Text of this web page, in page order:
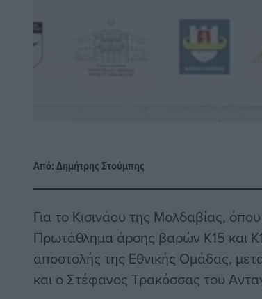
Από:Δημήτρης Στούμπης
Για το Κισινάου της Μολδαβίας,
Πρωτάθλημα άρσης βαρών Κ15 και
αποστολής της Εθνικής Ομάδας,
και ο Στέφανος Τρακόσσας του